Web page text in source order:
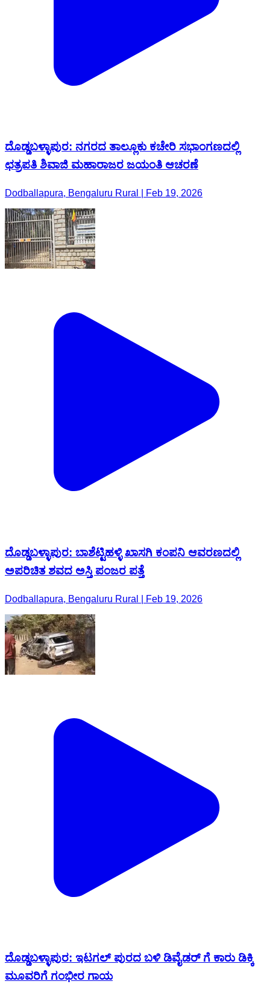
ದೊಡ್ಡಬಳ್ಳಾಪುರ: ನಗರದ ತಾಲ್ಲೂಕು ಕಚೇರಿ ಸಭಾಂಗಣದಲ್ಲಿ
ಛತ್ರಪತಿ ಶಿವಾಜಿ ಮಹಾರಾಜರ ಜಯಂತಿ ಆಚರಣೆ
Dodballapura, Bengaluru Rural | Feb 19, 2026
ದೊಡ್ಡಬಳ್ಳಾಪುರ: ಬಾಶೆಟ್ಟಿಹಳ್ಳಿ ಖಾಸಗಿ ಕಂಪನಿ ಆವರಣದಲ್ಲಿ
ಅಪರಿಚಿತ ಶವದ ಅಸ್ತಿ ಪಂಜರ ಪತ್ತೆ
Dodballapura, Bengaluru Rural | Feb 19, 2026
ದೊಡ್ಡಬಳ್ಳಾಪುರ: ಇಟಗಲ್ ಪುರದ ಬಳಿ ಡಿವೈಡರ್ ಗೆ ಕಾರು ಡಿಕ್ಕಿ
ಮೂವರಿಗೆ ಗಂಭೀರ ಗಾಯ